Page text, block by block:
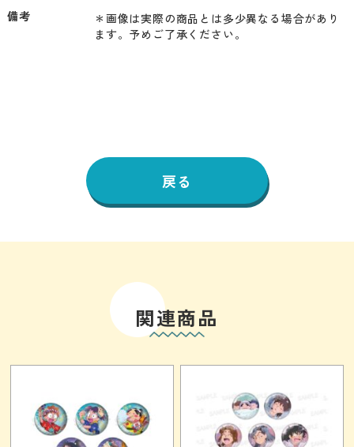
備考
＊画像は実際の商品とは多少異なる場合があり
ます。予めご了承ください。
戻る
関連商品